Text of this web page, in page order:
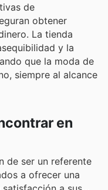
de
obtener
La tienda
y la
que la moda de
siempre al alcance
en
de ser un referente
a ofrecer una